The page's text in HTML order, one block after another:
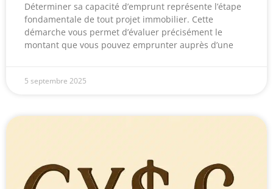
Déterminer sa capacité d’emprunt représente l’étape
fondamentale de tout projet immobilier. Cette
démarche vous permet d’évaluer précisément le
montant que vous pouvez emprunter auprès d’une
5 septembre 2025